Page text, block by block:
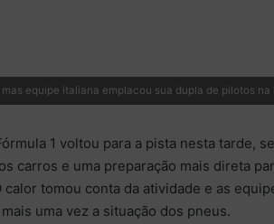
equipe italiana emplacou sua dupla de pilotos na
1 voltou para a pista nesta tarde,
carros e uma preparação mais direta
calor tomou conta da atividade e as
uma vez a situação dos pneus.